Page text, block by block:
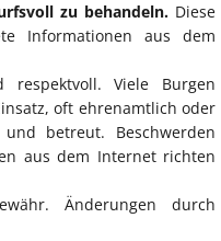
zu behandeln. Diese
Informationen aus dem
Viele Burgen
oft ehrenamtlich oder
betreut. Beschwerden
aus dem Internet richten
Änderungen durch